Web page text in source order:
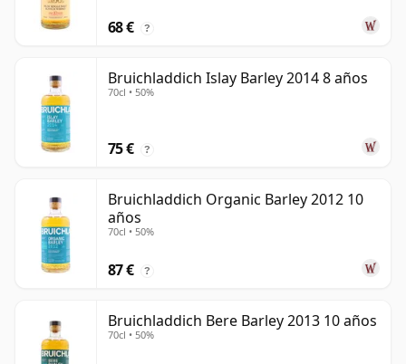
68 € ?
Bruichladdich Islay Barley 2014 8 años
70cl • 50%
75 € ?
Bruichladdich Organic Barley 2012 10
años
70cl • 50%
87 € ?
Bruichladdich Bere Barley 2013 10 años
70cl • 50%